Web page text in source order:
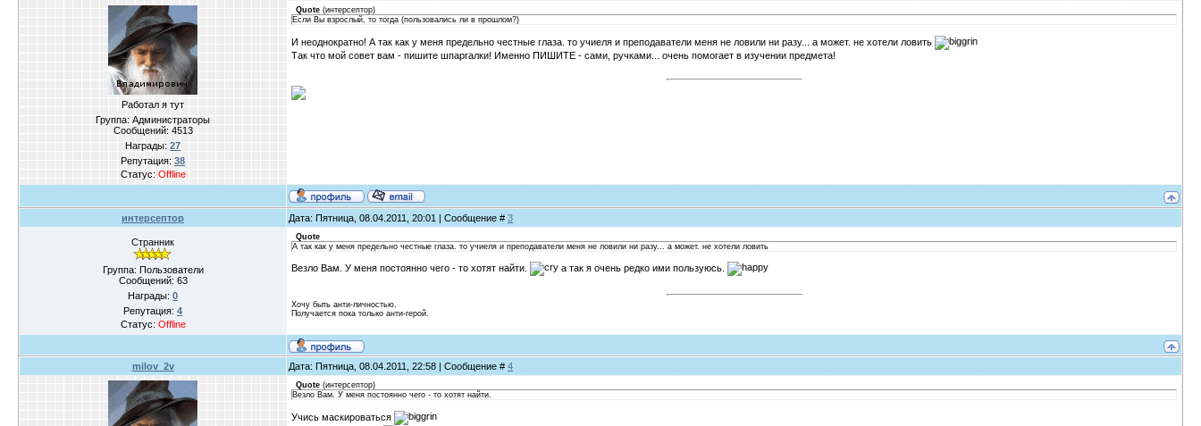
Работал я тут
Группа: Администраторы
Сообщений: 4513
Награды: 27
Репутация: 38
Статус: Offline
Quote (интерсептор)
Если Вы взрослый, то тогда (пользовались ли в прошлом?)
И неоднократно! А так как у меня предельно честные глаза. то учиеля и преподаватели меня не ловили ни разу... а может. не хотели ловить
Так что мой совет вам - пишите шпаргалки! Именно ПИШИТЕ - сами, ручками... очень помогает в изучении предмета!
интерсептор Дата: Пятница, 08.04.2011, 20:01 | Сообщение # 3
Странник
Группа: Пользователи
Сообщений: 63
Награды: 0
Репутация: 4
Статус: Offline
Quote
А так как у меня предельно честные глаза. то учиеля и преподаватели меня не ловили ни разу... а может. не хотели ловить
Везло Вам. У меня постоянно чего - то хотят найти. а так я очень редко ими пользуюсь.
Хочу быть анти-личностью.
Получается пока только анти-герой.
milov_2v Дата: Пятница, 08.04.2011, 22:58 | Сообщение # 4
Quote (интерсептор)
Везло Вам. У меня постоянно чего - то хотят найти.
Учись маскироваться